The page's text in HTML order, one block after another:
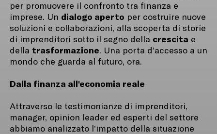
per promuovere il confronto tra finanza e
imprese. Un dialogo aperto per costruire nuove
soluzioni e collaborazioni, alla scoperta di storie
di imprenditori sotto il segno della crescita e
della trasformazione. Una porta d’accesso a un
mondo che guarda al futuro, ora.
Dalla finanza all'economia reale
Attraverso le testimonianze di imprenditori,
manager, opinion leader ed esperti del settore
abbiamo analizzato l’impatto della situazione